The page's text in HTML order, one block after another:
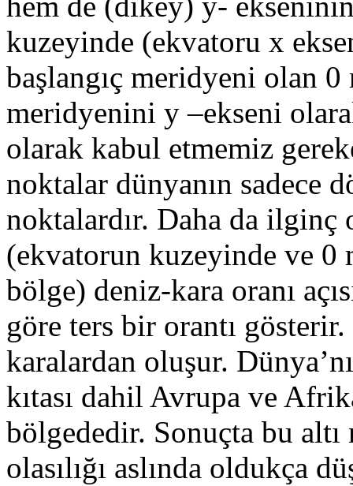
kuzeyinde (ekvatoru x
başlangıç meridyeni olan
meridyenini y –ekseni
olarak kabul etmemiz
noktalar dünyanın sadece
noktalardır. Daha da ilginç
(ekvatorun kuzeyinde ve 0
bölge) deniz-kara oranı
göre ters bir orantı
karalardan oluşur.
kıtası dahil Avrupa ve
bölgededir. Sonuçta bu altı
olasılığı aslında oldukça